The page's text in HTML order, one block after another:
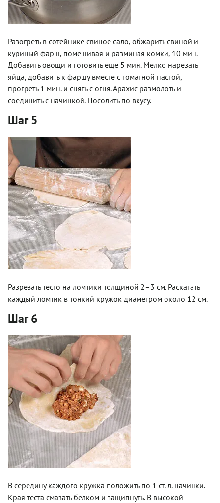
Разогреть в сотейнике свиное сало, обжарить свиной и
куриный фарш, помешивая и разминая комки, 10 мин.
Добавить овощи и готовить еще 5 мин. Мелко нарезать
яйца, добавить к фаршу вместе с томатной пастой,
прогреть 1 мин. и снять с огня. Арахис размолоть и
соединить с начинкой. Посолить по вкусу.
Шаг 5
Разрезать тесто на ломтики толщиной 2–3 см. Раскатать
каждый ломтик в тонкий кружок диаметром около 12 см.
Шаг 6
В середину каждого кружка положить по 1 ст. л. начинки.
Края теста смазать белком и защипнуть. В высокой